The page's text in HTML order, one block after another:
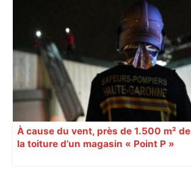
À cause du vent, près de 1.500 m² de
la toiture d’un magasin « Point P »